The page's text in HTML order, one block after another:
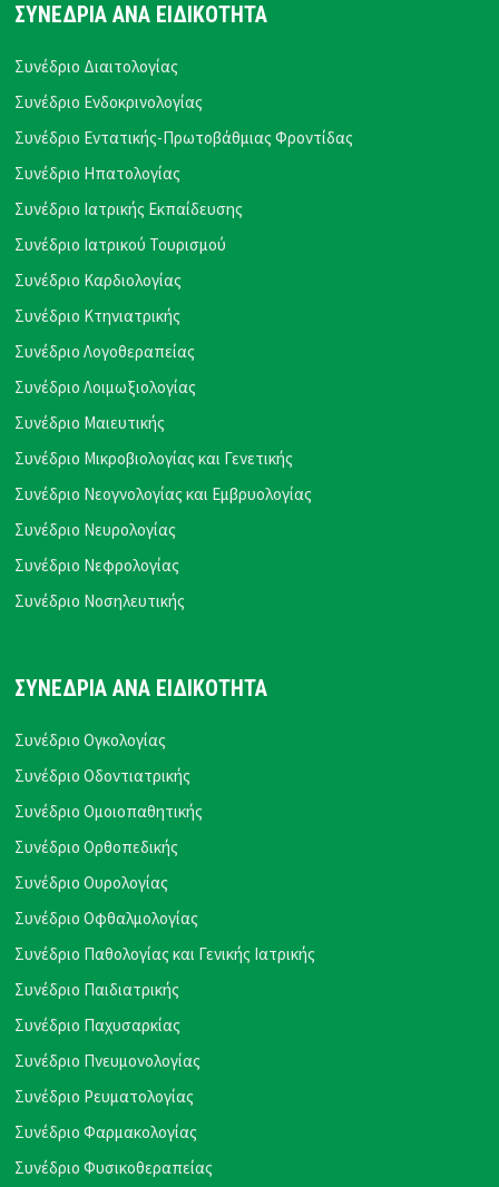
ΣΥΝΕΔΡΙΑ ΑΝΑ ΕΙΔΙΚΟΤΗΤΑ
Συνέδριο Διαιτολογίας
Συνέδριο Ενδοκρινολογίας
Συνέδριο Εντατικής-Πρωτοβάθμιας Φροντίδας
Συνέδριο Ηπατολογίας
Συνέδριο Ιατρικής Εκπαίδευσης
Συνέδριο Ιατρικού Τουρισμού
Συνέδριο Καρδιολογίας
Συνέδριο Κτηνιατρικής
Συνέδριο Λογοθεραπείας
Συνέδριο Λοιμωξιολογίας
Συνέδριο Μαιευτικής
Συνέδριο Μικροβιολογίας και Γενετικής
Συνέδριο Νεογνολογίας και Εμβρυολογίας
Συνέδριο Νευρολογίας
Συνέδριο Νεφρολογίας
Συνέδριο Νοσηλευτικής
ΣΥΝΕΔΡΙΑ ΑΝΑ ΕΙΔΙΚΟΤΗΤΑ
Συνέδριο Ογκολογίας
Συνέδριο Οδοντιατρικής
Συνέδριο Ομοιοπαθητικής
Συνέδριο Ορθοπεδικής
Συνέδριο Ουρολογίας
Συνέδριο Οφθαλμολογίας
Συνέδριο Παθολογίας και Γενικής Ιατρικής
Συνέδριο Παιδιατρικής
Συνέδριο Παχυσαρκίας
Συνέδριο Πνευμονολογίας
Συνέδριο Ρευματολογίας
Συνέδριο Φαρμακολογίας
Συνέδριο Φυσικοθεραπείας